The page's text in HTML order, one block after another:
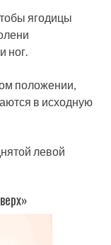
ягодицы
ног.
положении,
в исходную
левой